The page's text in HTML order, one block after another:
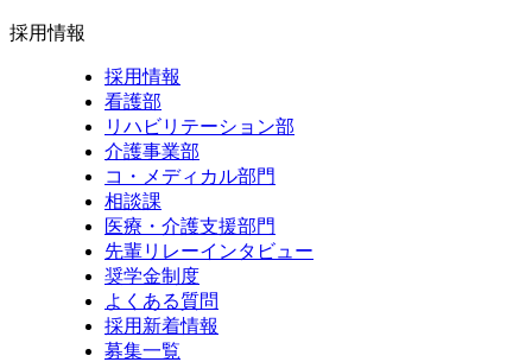
採用情報
採用情報
看護部
リハビリテーション部
介護事業部
コ・メディカル部門
相談課
医療・介護支援部門
先輩リレーインタビュー
奨学金制度
よくある質問
採用新着情報
募集一覧